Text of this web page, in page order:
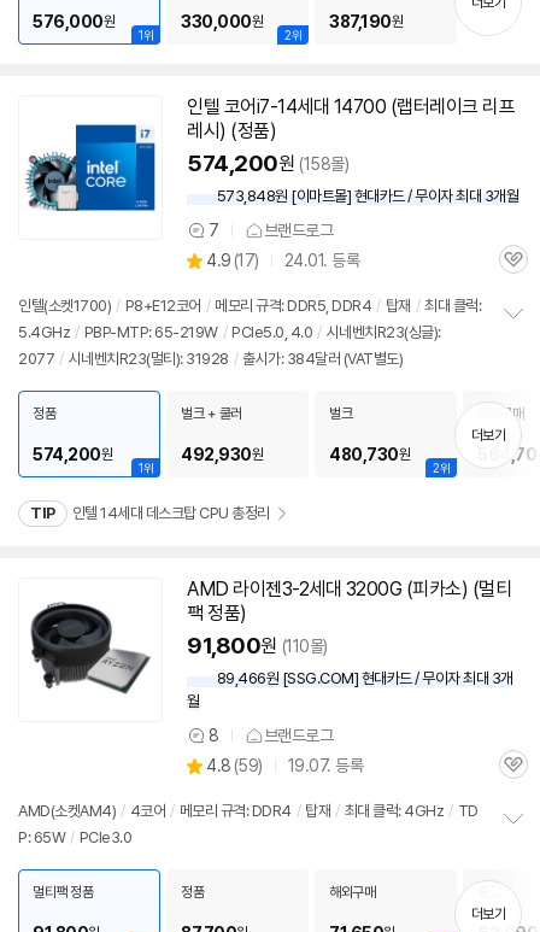
기
1위
576,000원
2위
330,000원 387,190원
인텔 코어i7-14세대 14700 (랩터레이크 리프
레시) (정품)
574,200원 (158몰)
573,848원 [이마트몰] 현대카드 / 무이자 최대 3개월
상
품
견
7 브랜드로그
별
점
4.9 (상
리
뷰
17) 24.01. 등록
관
인텔(소켓1700) / P8+E12코어 / 메모리 규격: DDR5, DDR4 / 탑재 / 최대 클럭:
5.4GHz / PBP-MTP: 65-219W / PCIe5.0, 4.0 / 시네벤치R23(싱글):
2077 / 시네벤치R23(멀티): 31928 / 출시가: 384달러 (VAT별도)
치
기
1위
정품
574,200원
벌크 + 쿨러
492,930원
2위
벌크
480,730원
해외구매
더보기
TIP 인텔 14세대 데스크탑 CPU 총정리
AMD 라이젠3-2세대 3200G (피카소) (멀티
팩 정품)
91,800원 (110몰)
89,466원 [SSG.COM] 현대카드 / 무이자 최대 3개
월
상
품
견
8 브랜드로그
별
점
4.8 (상
리
59) 19.07. 등록
관
AMD(소켓AM4) / 4코어 / 메모리 규격: DDR4 / 탑재 / 최대 클럭: 4GHz / TD
P: 65W / PCIe3.0
치
멀티팩 정품 정품 해외구매
더보기